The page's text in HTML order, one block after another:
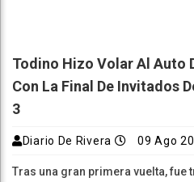
Todino Hizo Volar Al Auto
Con La Final De Invitados
3
Diario De Rivera 09 Ago
Tras una gran primera vuelta, fue